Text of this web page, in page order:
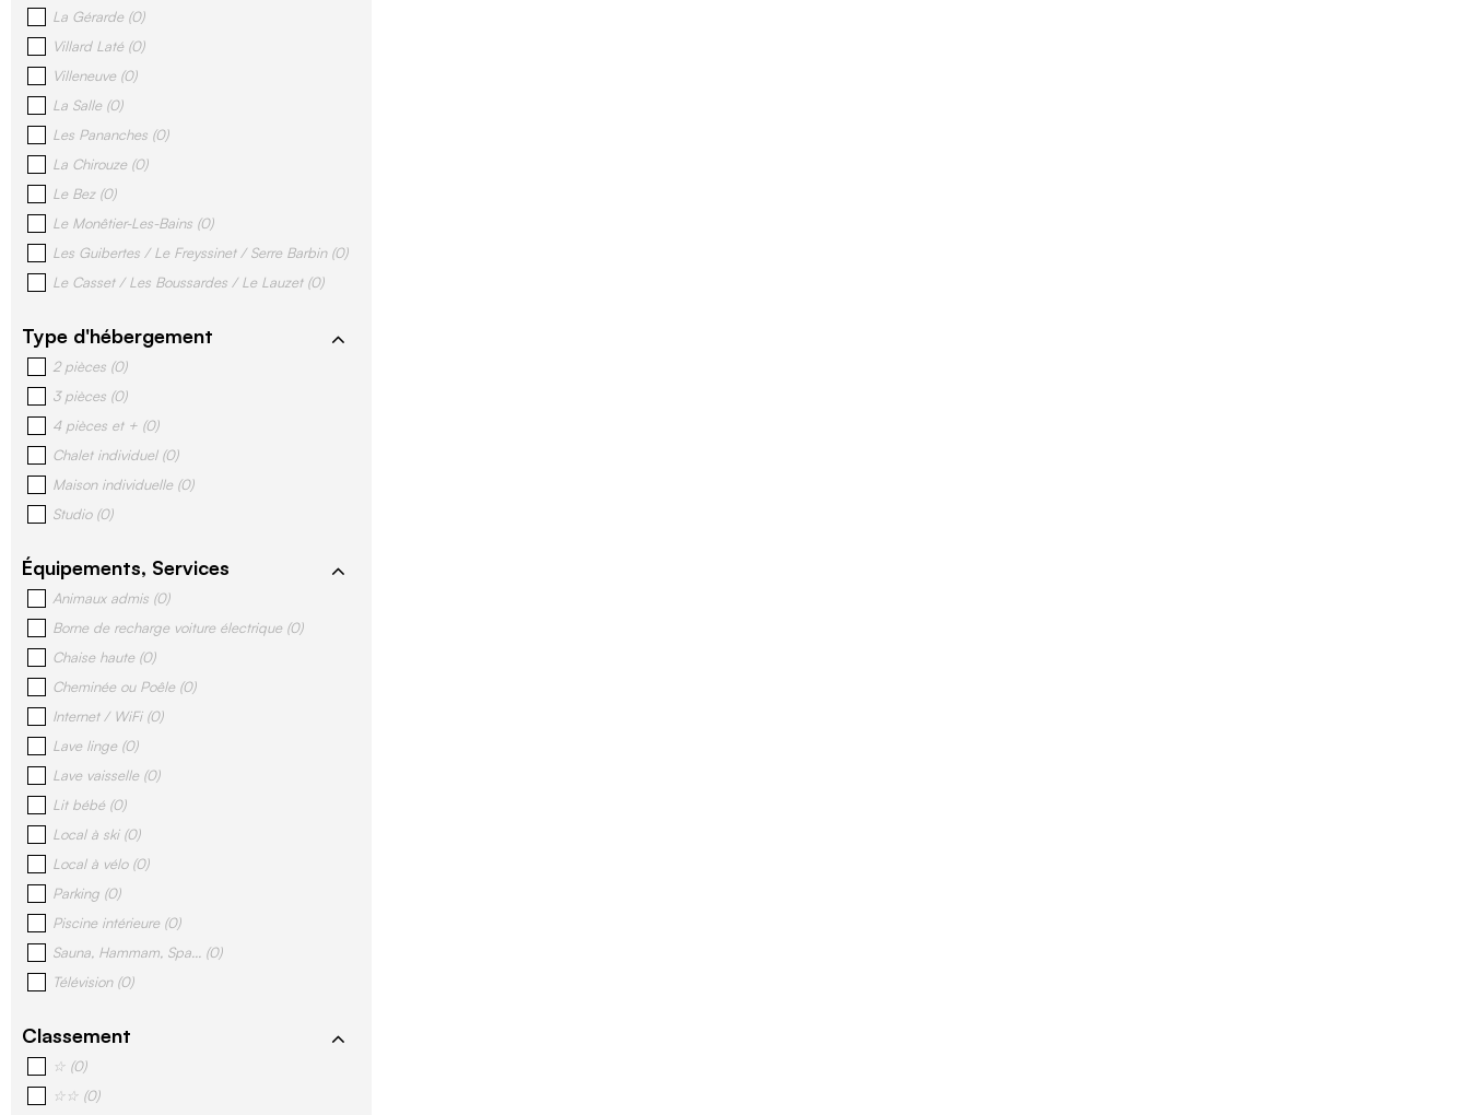
La Gérarde (0)
Villard Laté (0)
Villeneuve (0)
La Salle (0)
Les Pananches (0)
La Chirouze (0)
Le Bez (0)
Le Monêtier-Les-Bains (0)
Les Guibertes / Le Freyssinet / Serre Barbin (0)
Le Casset / Les Boussardes / Le Lauzet (0)
Type d'hébergement
2 pièces (0)
3 pièces (0)
4 pièces et + (0)
Chalet individuel (0)
Maison individuelle (0)
Studio (0)
Équipements, Services
Animaux admis (0)
Borne de recharge voiture électrique (0)
Chaise haute (0)
Cheminée ou Poêle (0)
Internet / WiFi (0)
Lave linge (0)
Lave vaisselle (0)
Lit bébé (0)
Local à ski (0)
Local à vélo (0)
Parking (0)
Piscine intérieure (0)
Sauna, Hammam, Spa... (0)
Télévision (0)
Classement
☆ (0)
☆☆ (0)